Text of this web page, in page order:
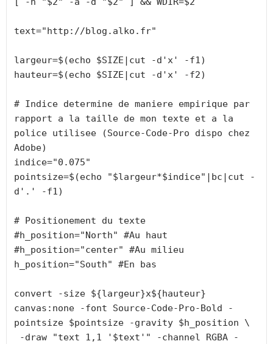
text="http://blog.alko.fr"
largeur=$(echo $SIZE|cut -d'x' -f1)
hauteur=$(echo $SIZE|cut -d'x' -f2)
# Indice determine de maniere empirique par
rapport a la taille de mon texte et a la
police utilisee (Source-Code-Pro dispo chez
Adobe)
indice="0.075"
pointsize=$(echo "$largeur*$indice"|bc|cut -
d'.' -f1)
# Positionement du texte
#h_position="North" #Au haut
#h_position="center" #Au milieu
h_position="South" #En bas
convert -size ${largeur}x${hauteur}
canvas:none -font Source-Code-Pro-Bold -
pointsize $pointsize -gravity $h_position \